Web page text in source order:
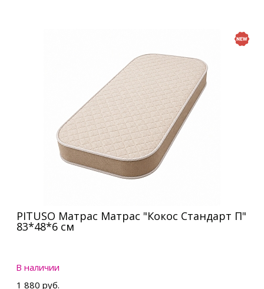
PITUSO Матрас Матрас "Кокос Стандарт П"
83*48*6 см
В наличии
1 880 руб.